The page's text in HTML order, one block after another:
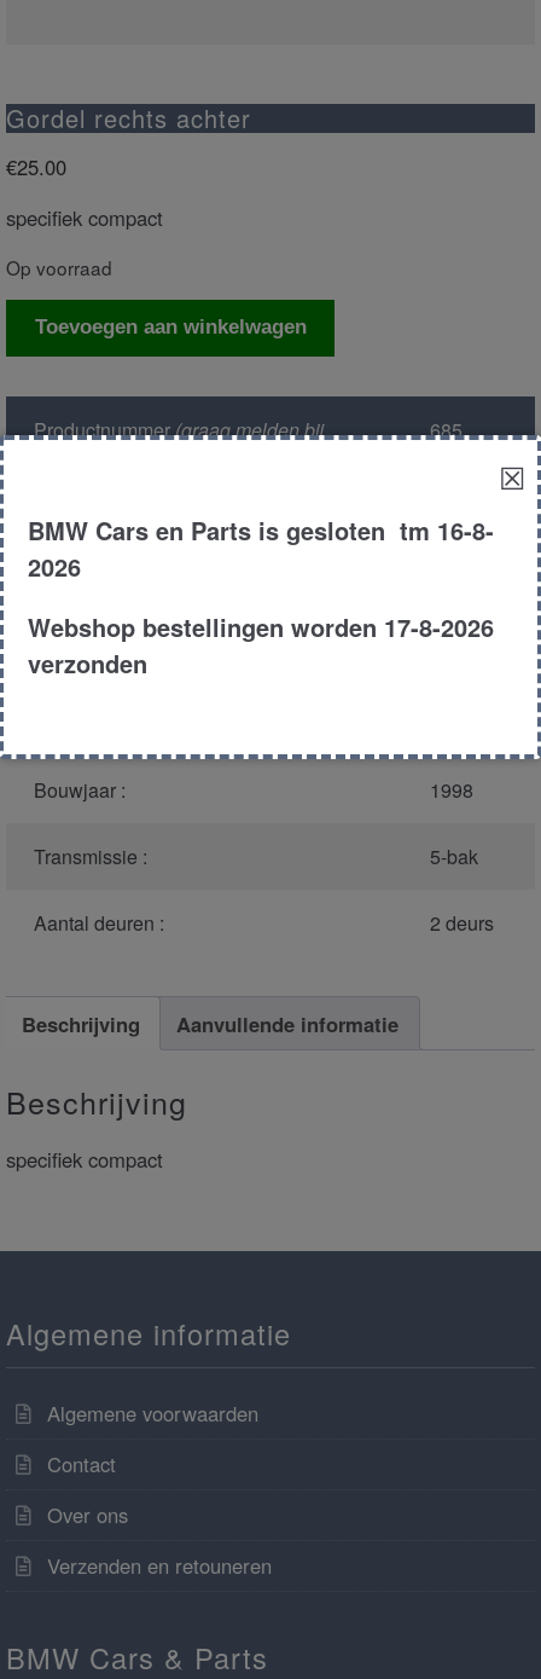
Gordel rechts achter
€25.00
specifiek compact
Op voorraad
GordelToevoegen aan winkelwagen
Productnummer(graag melden bij
685
Model : E36
Carroserie :
Bouwjaar : 1998
Transmissie : 5-bak
Aantal deuren : 2 deurs
Beschrijving Aanvullende informatie
Beschrijving
specifiek compact
Algemene informatie
Algemene voorwaarden
Contact
Over ons
Verzenden en retouneren
BMW Cars & Parts
☒
BMW Cars en Parts is gesloten tm 16-8-
2026
Webshop bestellingen worden 17-8-2026
verzonden